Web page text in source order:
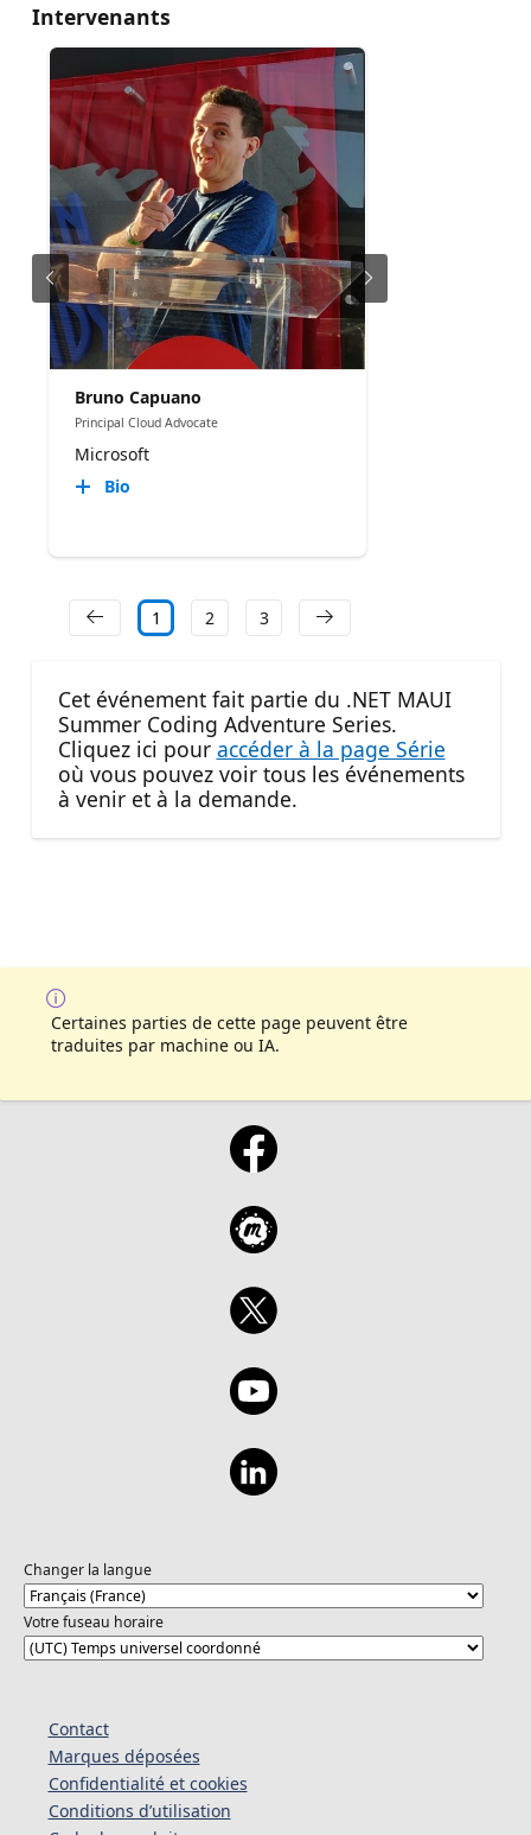
Intervenants
Bruno Capuano
Principal Cloud Advocate
Microsoft
Bio
1 2 3
Cet événement fait partie du .NET MAUI
Summer Coding Adventure Series.
Cliquez ici pour accéder à la page Série
où vous pouvez voir tous les événements
à venir et à la demande.
Certaines parties de cette page peuvent être
traduites par machine ou IA.
Changer la langue
Votre fuseau horaire
Contact
Marques déposées
Confidentialité et cookies
Conditions d’utilisation